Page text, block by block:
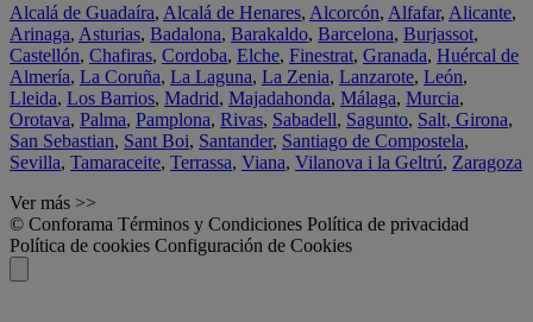
Alcalá de Guadaíra, Alcalá de Henares, Alcorcón, Alfafar, Alicante,
Arinaga, Asturias, Badalona, Barakaldo, Barcelona, Burjassot,
Castellón, Chafiras, Cordoba, Elche, Finestrat, Granada, Huércal de
Almería, La Coruña, La Laguna, La Zenia, Lanzarote, León,
Lleida, Los Barrios, Madrid, Majadahonda, Málaga, Murcia,
Orotava, Palma, Pamplona, Rivas, Sabadell, Sagunto, Salt, Girona,
San Sebastian, Sant Boi, Santander, Santiago de Compostela,
Sevilla, Tamaraceite, Terrassa, Viana, Vilanova i la Geltrú, Zaragoza
Ver más >>
© Conforama Términos y Condiciones Política de privacidad
Política de cookies Configuración de Cookies